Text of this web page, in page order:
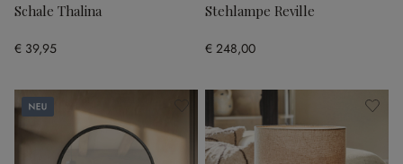
Schale Thalina
€ 39,95
Stehlampe Reville
€ 248,00
Neu